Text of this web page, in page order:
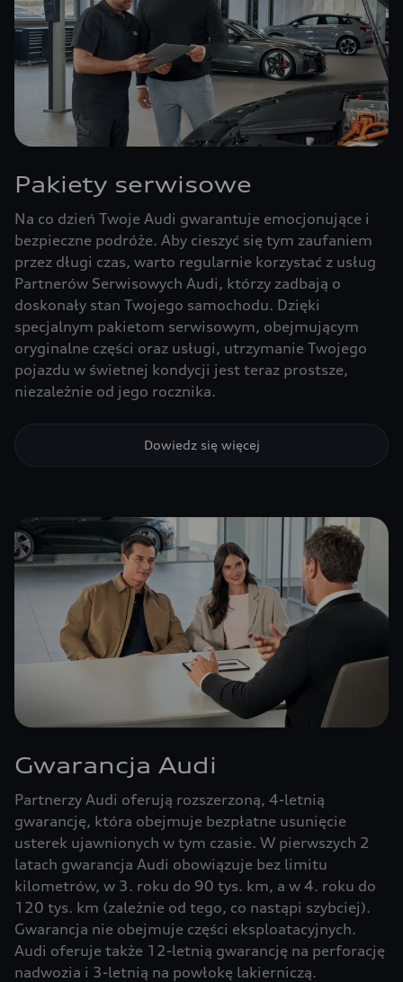
Pakiety serwisowe
Na co dzień Twoje Audi gwarantuje emocjonujące i
bezpieczne podróże. Aby cieszyć się tym zaufaniem
przez długi czas, warto regularnie korzystać z usług
Partnerów Serwisowych Audi, którzy zadbają o
doskonały stan Twojego samochodu. Dzięki
specjalnym pakietom serwisowym, obejmującym
oryginalne części oraz usługi, utrzymanie Twojego
pojazdu w świetnej kondycji jest teraz prostsze,
niezależnie od jego rocznika.
Dowiedz się więcej
Gwarancja Audi
Partnerzy Audi oferują rozszerzoną, 4-letnią
gwarancję, która obejmuje bezpłatne usunięcie
usterek ujawnionych w tym czasie. W pierwszych 2
latach gwarancja Audi obowiązuje bez limitu
kilometrów, w 3. roku do 90 tys. km, a w 4. roku do
120 tys. km (zależnie od tego, co nastąpi szybciej).
Gwarancja nie obejmuje części eksploatacyjnych.
Audi oferuje także 12-letnią gwarancję na perforację
nadwozia i 3-letnią na powłokę lakierniczą.